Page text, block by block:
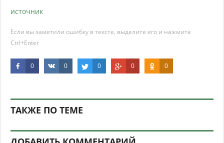
источник
Если вы заметили ошибку в тексте, выделите его и нажмите
Ctrl+Enter
0 0 0 0 0
ТАКЖЕ ПО ТЕМЕ